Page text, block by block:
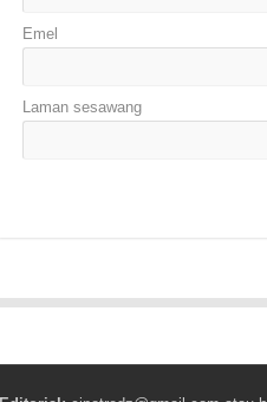
Emel
Laman sesawang